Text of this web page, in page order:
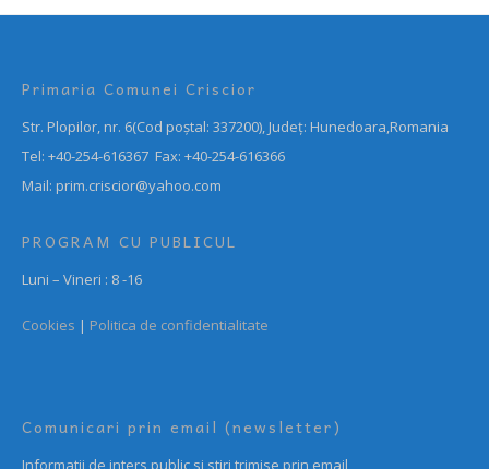
Primaria Comunei Criscior
Str. Plopilor, nr. 6(Cod poștal: 337200), Județ: Hunedoara,Romania
Tel: +40-254-616367 Fax: +40-254-616366
Mail: prim.criscior@yahoo.com
PROGRAM CU PUBLICUL
Luni – Vineri : 8 -16
Cookies | Politica de confidentialitate
Comunicari prin email (newsletter)
Informatii de inters public si stiri trimise prin email